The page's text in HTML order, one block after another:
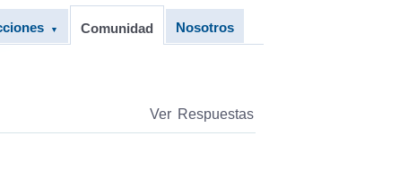
▼ Comunidad Nosotros
Ver Respuestas